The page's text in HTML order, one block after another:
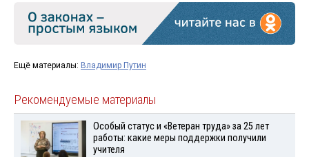
Ещё материалы: Владимир Путин
Рекомендуемые материалы
Особый статус и «Ветеран труда» за 25 лет
работы: какие меры поддержки получили
учителя